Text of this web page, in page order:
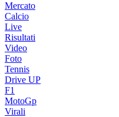
Mercato
Calcio
Live
Risultati
Video
Foto
Tennis
Drive UP
F1
MotoGp
Virali